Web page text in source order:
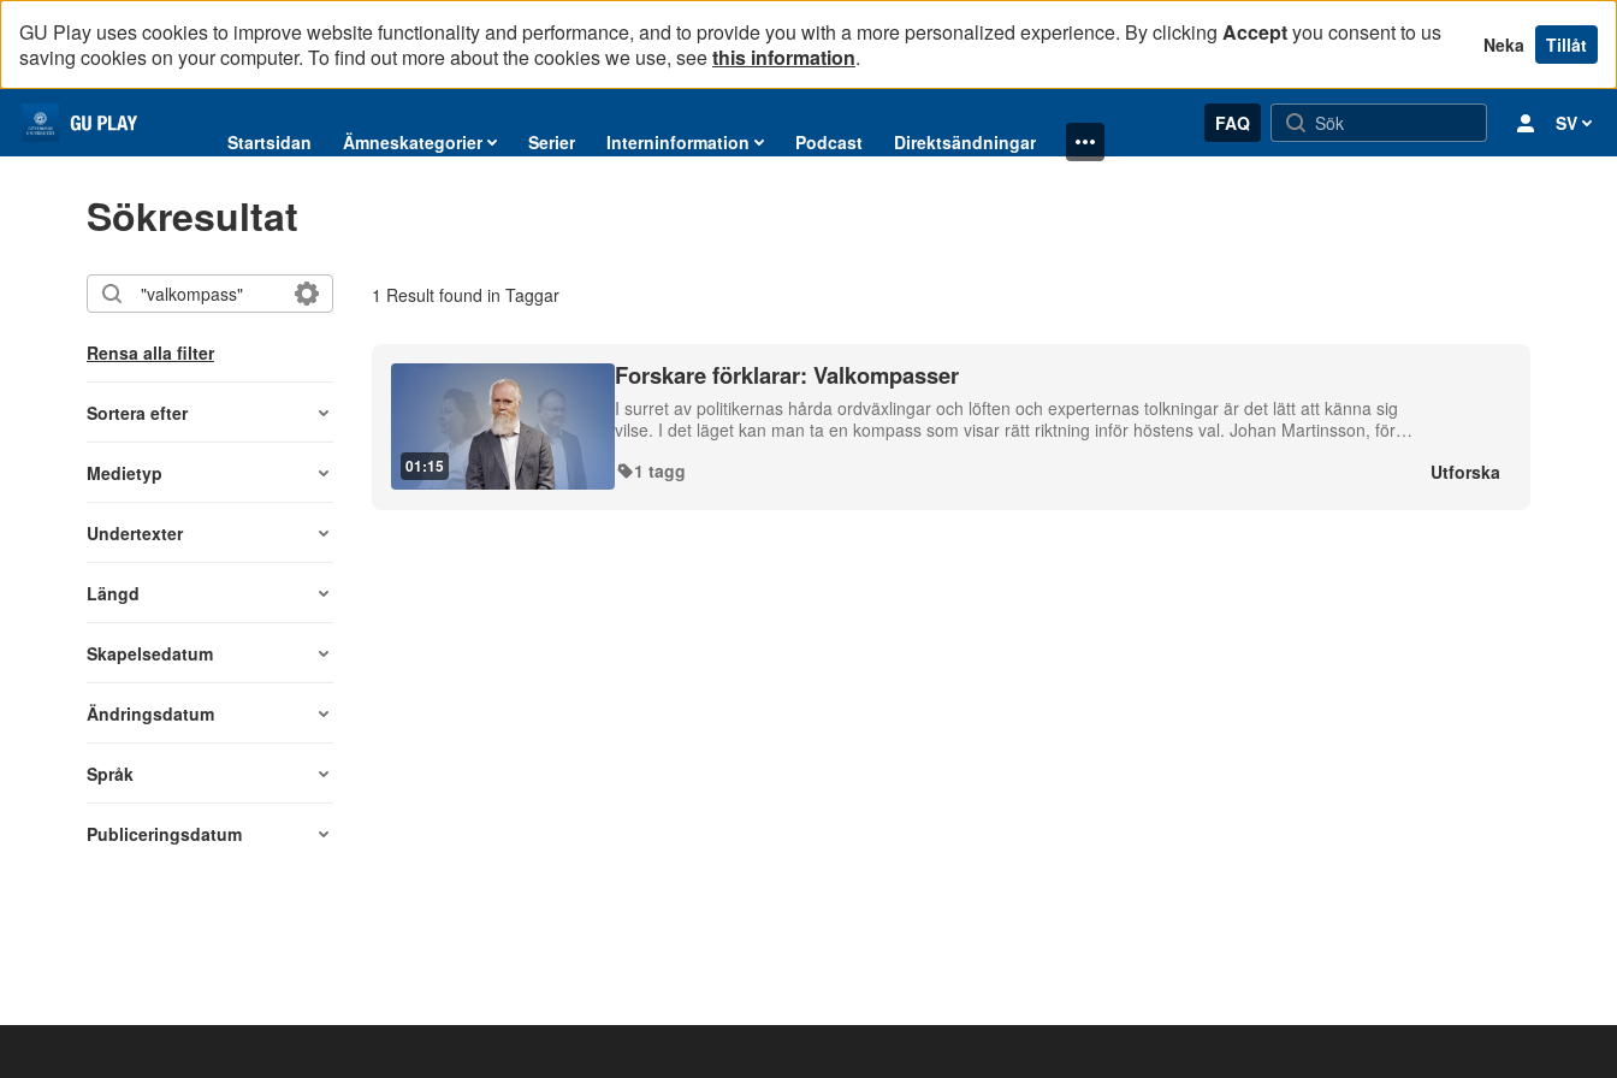
GU Play uses cookies to improve website functionality and performance, and to provide you with a more personalized experience. By clicking Acceptyou consent to us
saving cookies on your computer. To find out more about the cookies we use, seethis information. Neka Tillåt
Startsidan
Serier
Podcast
English content
Startsidan Ämneskategorier Serier Interninformation Podcast Direktsändningar
FAQ SV
Sökresultat
Rensa alla filter
Sortera efter
Medietyp
Undertexter
Längd
Skapelsedatum
Ändringsdatum
Språk
Publiceringsdatum
1 Result found in Taggar
01:15
Forskare förklarar: Valkompasser
I surret av politikernas hårda ordväxlingar och löften och experternas tolkningar är det lätt att känna sig
vilse. I det läget kan man ta en kompass som visar rätt riktning inför höstens val. Johan Martinsson, för…
1 tagg
Utforska